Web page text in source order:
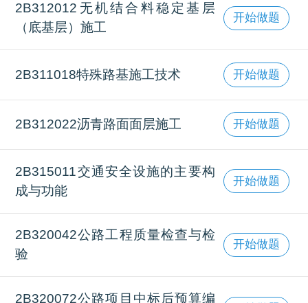
2B312012无机结合料稳定基层
（底基层）施工
开始做题
2B311018特殊路基施工技术 开始做题
2B312022沥青路面面层施工 开始做题
2B315011交通安全设施的主要构
成与功能
开始做题
2B320042公路工程质量检查与检
验
开始做题
2B320072公路项目中标后预算编